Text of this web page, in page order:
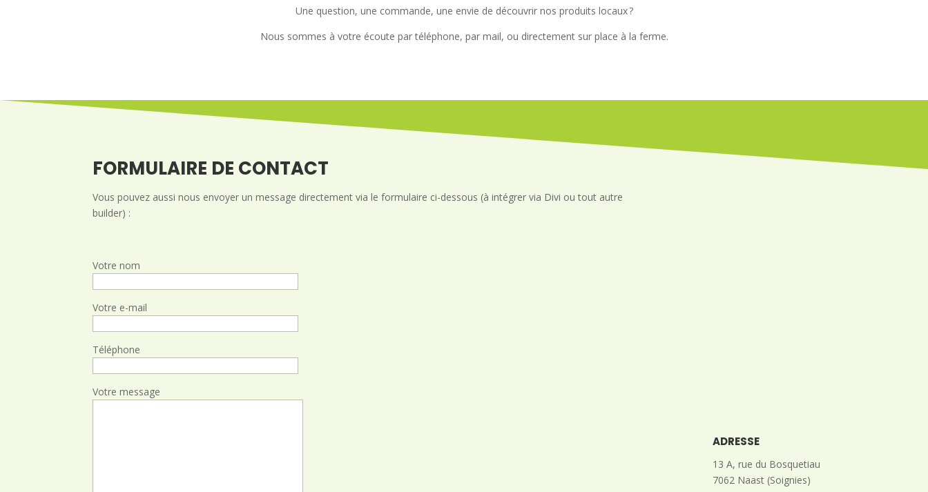
Une question, une commande, une envie de découvrir nos produits locaux ?
Nous sommes à votre écoute par téléphone, par mail, ou directement sur place à la ferme.
FORMULAIRE DE CONTACT
Vous pouvez aussi nous envoyer un message directement via le formulaire ci-dessous (à intégrer via Divi ou tout autre
builder) :
Votre nom
Votre e-mail
Téléphone
Votre message
ADRESSE
13 A, rue du Bosquetiau
7062 Naast (Soignies)